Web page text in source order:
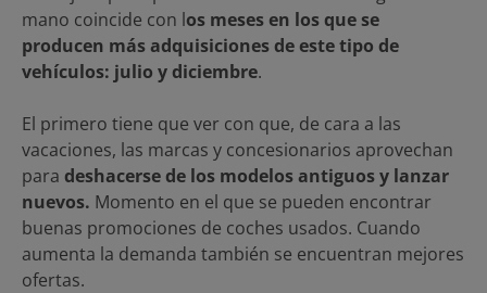
mano coincide con los meses en los que se
producen más adquisiciones de este tipo de
vehículos: julio y diciembre.
El primero tiene que ver con que, de cara a las
vacaciones, las marcas y concesionarios aprovechan
para deshacerse de los modelos antiguos y lanzar
nuevos. Momento en el que se pueden encontrar
buenas promociones de coches usados. Cuando
aumenta la demanda también se encuentran mejores
ofertas.